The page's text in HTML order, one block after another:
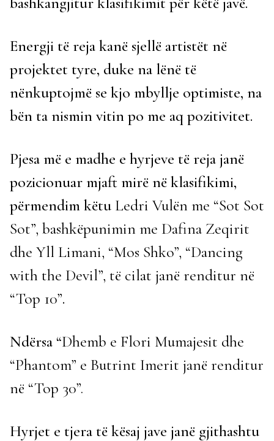
Energji të reja kanë sjellë artistët në
projektet tyre, duke na lënë të
nënkuptojmë se kjo mbyllje optimiste, na
bën ta nismin vitin po me aq pozitivitet.
Pjesa më e madhe e hyrjeve të reja janë
pozicionuar mjaft mirë në klasifikimi,
përmendim këtu Ledri Vulën me “Sot Sot
Sot”, bashkëpunimin me Dafina Zeqirit
dhe Yll Limani, “Mos Shko”, “Dancing
with the Devil”, të cilat janë renditur në
“Top 10”.
Ndërsa “Dhemb e Flori Mumajesit dhe
“Phantom” e Butrint Imerit janë renditur
në “Top 30”.
Hyrjet e tjera të kësaj jave janë gjithashtu